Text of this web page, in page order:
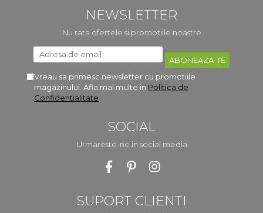
NEWSLETTER
Nu rata ofertele si promotiile noastre
Vreau sa primesc newsletter cu promotiile
magazinului. Afla mai multe in Politica de
Confidentialitate
SOCIAL
Urmareste-ne in social media
SUPORT CLIENTI